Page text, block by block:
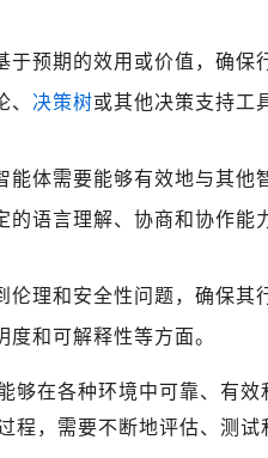
于预期的效用或价值，确保
决策树或其他决策支持工
能体需要能够有效地与其他
的语言理解、协商和协作能
伦理和安全性问题，确保其
和可解释性等方面。
够在各种环境中可靠、有
程，需要不断地评估、测试